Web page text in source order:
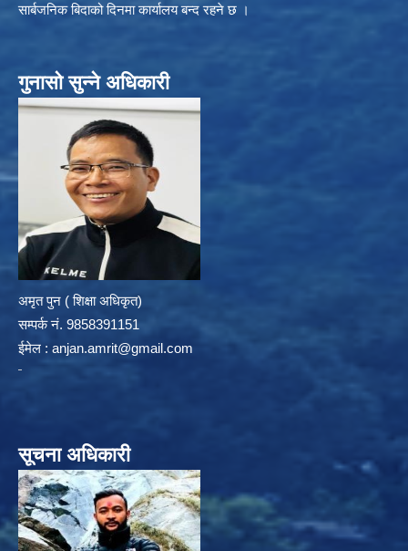
सार्बजनिक बिदाको दिनमा कार्यालय बन्द रहने छ ।
गुनासो सुन्ने अधिकारी
अमृत पुन ( शिक्षा अधिकृत)
सम्पर्क न‌ं. 9858391151
ईमेल : anjan.amrit@gmail.com
सूचना अधिकारी